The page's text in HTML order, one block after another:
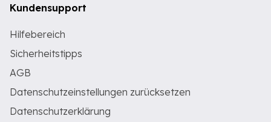
Kundensupport
Hilfebereich
Sicherheitstipps
AGB
Datenschutzeinstellungen zurücksetzen
Datenschutzerklärung